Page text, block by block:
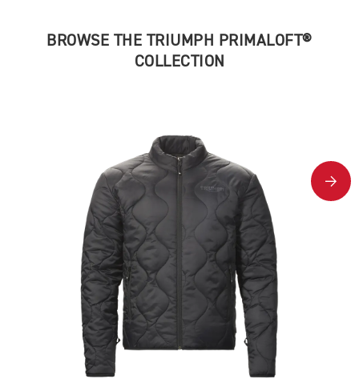
BROWSE THE TRIUMPH PRIMALOFT®
COLLECTION